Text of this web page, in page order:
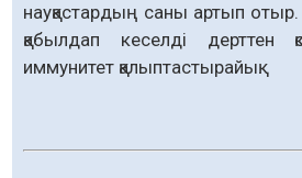
науқастардың саны артып
қабылдап кеселді дерттен
иммунитет қалыптастырайық.